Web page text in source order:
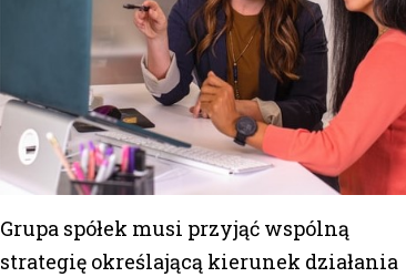
Grupa spółek musi przyjąć wspólną
strategię określającą kierunek działania